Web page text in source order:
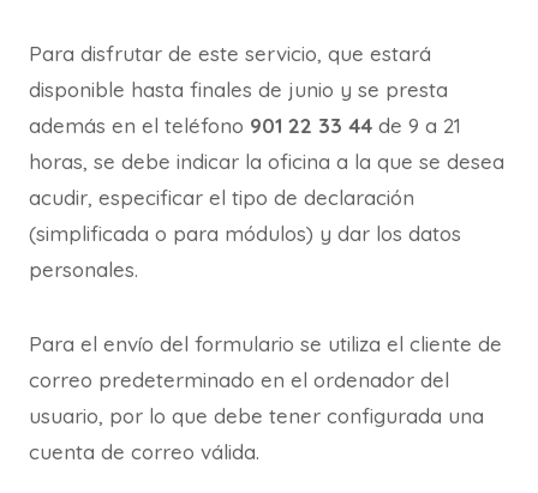
Para disfrutar de este servicio, que estará
disponible hasta finales de junio y se presta
además en el teléfono 901 22 33 44 de 9 a 21
horas, se debe indicar la oficina a la que se desea
acudir, especificar el tipo de declaración
(simplificada o para módulos) y dar los datos
personales.
Para el envío del formulario se utiliza el cliente de
correo predeterminado en el ordenador del
usuario, por lo que debe tener configurada una
cuenta de correo válida.